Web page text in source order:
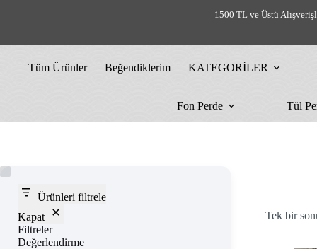
1500 TL ve Üstü
Tüm Ürünler Beğendiklerim KATEGORİLER
Fon Perde
Tül
Tek bir
Ürünleri filtrele
Kapat
Filtreler
Değerlendirme